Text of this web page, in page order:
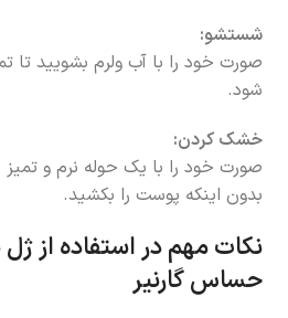
شستشو:
صورت خود را با آب ولرم بشویید تا
شود.
خشک کردن:
صورت خود را با یک حوله نرم و
بدون اینکه پوست را بکشید.
نکات مهم در استفاده
حساس گارنیر